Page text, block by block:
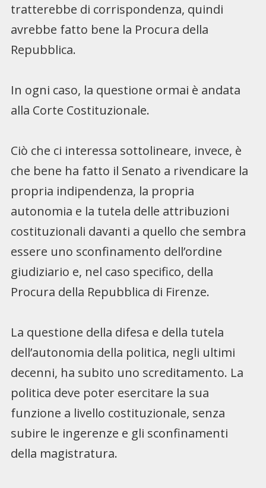
tratterebbe di corrispondenza, quindi
avrebbe fatto bene la Procura della
Repubblica.
In ogni caso, la questione ormai è andata
alla Corte Costituzionale.
Ciò che ci interessa sottolineare, invece, è
che bene ha fatto il Senato a rivendicare la
propria indipendenza, la propria
autonomia e la tutela delle attribuzioni
costituzionali davanti a quello che sembra
essere uno sconfinamento dell’ordine
giudiziario e, nel caso specifico, della
Procura della Repubblica di Firenze.
La questione della difesa e della tutela
dell’autonomia della politica, negli ultimi
decenni, ha subito uno screditamento. La
politica deve poter esercitare la sua
funzione a livello costituzionale, senza
subire le ingerenze e gli sconfinamenti
della magistratura.